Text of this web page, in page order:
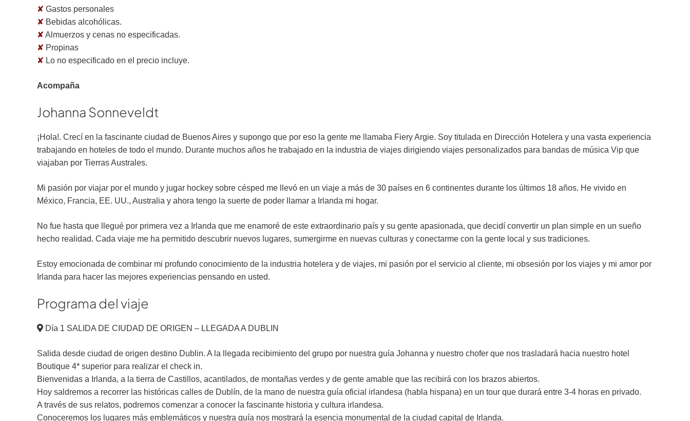
✘ Gastos personales
✘ Bebidas alcohólicas.
✘ Almuerzos y cenas no especificadas.
✘ Propinas
✘ Lo no especificado en el precio incluye.
Acompaña
Johanna Sonneveldt
¡Hola!. Crecí en la fascinante ciudad de Buenos Aires y supongo que por eso la gente me llamaba Fiery Argie. Soy titulada en Dirección Hotelera y una vasta experiencia
trabajando en hoteles de todo el mundo. Durante muchos años he trabajado en la industria de viajes dirigiendo viajes personalizados para bandas de música Vip que
viajaban por Tierras Australes.
Mi pasión por viajar por el mundo y jugar hockey sobre césped me llevó en un viaje a más de 30 países en 6 continentes durante los últimos 18 años. He vivido en
México, Francia, EE. UU., Australia y ahora tengo la suerte de poder llamar a Irlanda mi hogar.
No fue hasta que llegué por primera vez a Irlanda que me enamoré de este extraordinario país y su gente apasionada, que decidí convertir un plan simple en un sueño
hecho realidad. Cada viaje me ha permitido descubrir nuevos lugares, sumergirme en nuevas culturas y conectarme con la gente local y sus tradiciones.
Estoy emocionada de combinar mi profundo conocimiento de la industria hotelera y de viajes, mi pasión por el servicio al cliente, mi obsesión por los viajes y mi amor por
Irlanda para hacer las mejores experiencias pensando en usted.
Programa del viaje
Día 1 SALIDA DE CIUDAD DE ORIGEN – LLEGADA A DUBLIN
Salida desde ciudad de origen destino Dublin. A la llegada recibimiento del grupo por nuestra guía Johanna y nuestro chofer que nos trasladará hacia nuestro hotel
Boutique 4* superior para realizar el check in.
Bienvenidas a Irlanda, a la tierra de Castillos, acantilados, de montañas verdes y de gente amable que las recibirá con los brazos abiertos.
Hoy saldremos a recorrer las históricas calles de Dublín, de la mano de nuestra guía oficial irlandesa (habla hispana) en un tour que durará entre 3-4 horas en privado.
A través de sus relatos, podremos comenzar a conocer la fascinante historia y cultura irlandesa.
Conoceremos los lugares más emblemáticos y nuestra guía nos mostrará la esencia monumental de la ciudad capital de Irlanda.